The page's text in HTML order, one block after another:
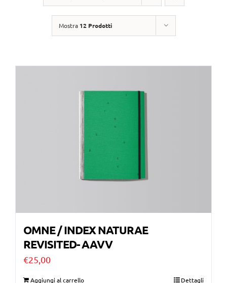
Mostra 12 Prodotti
OMNE / INDEX NATURAE
REVISITED- AAVV
€25,00
Aggiungi al carrello Dettagli